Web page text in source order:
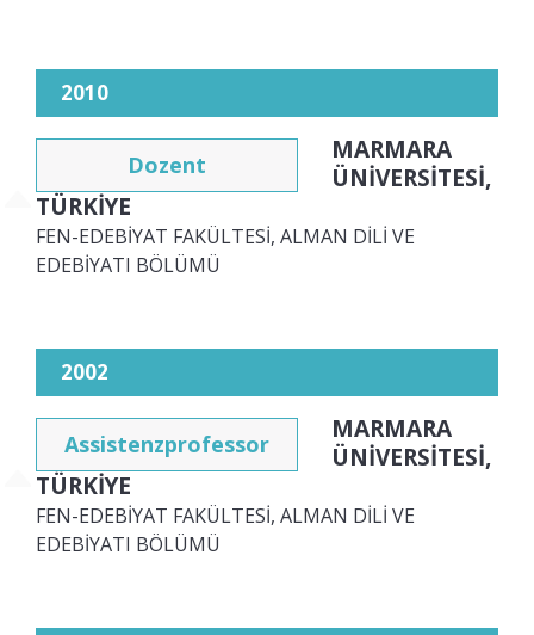
2010
Dozent
MARMARA
ÜNİVERSİTESİ,
TÜRKİYE
FEN-EDEBİYAT FAKÜLTESİ, ALMAN DİLİ VE
EDEBİYATI BÖLÜMÜ
2002
Assistenzprofessor
MARMARA
ÜNİVERSİTESİ,
TÜRKİYE
FEN-EDEBİYAT FAKÜLTESİ, ALMAN DİLİ VE
EDEBİYATI BÖLÜMÜ